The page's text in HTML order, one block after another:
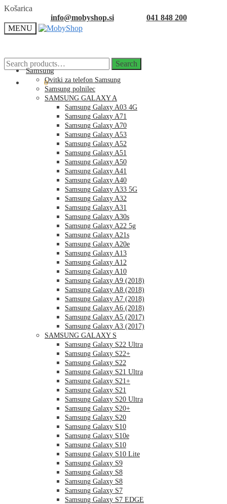
Skip
navigation
Skip
content
Košarica
info@mobyshop.si
041 848 200
MENU
Search
for:
Search
0.00€ 0
Samsung
Ovitki za telefon Samsung
Samsung polnilec
SAMSUNG GALAXY A
Samsung Galaxy A03 4G
Samsung Galaxy A71
Samsung Galaxy A70
Samsung Galaxy A53
Samsung Galaxy A52
Samsung Galaxy A51
Samsung Galaxy A50
Samsung Galaxy A41
Samsung Galaxy A40
Samsung Galaxy A33 5G
Samsung Galaxy A32
Samsung Galaxy A31
Samsung Galaxy A30s
Samsung Galaxy A22 5g
Samsung Galaxy A21s
Samsung Galaxy A20e
Samsung Galaxy A13
Samsung Galaxy A12
Samsung Galaxy A10
Samsung Galaxy A9 (2018)
Samsung Galaxy A8 (2018)
Samsung Galaxy A7 (2018)
Samsung Galaxy A6 (2018)
Samsung Galaxy A5 (2017)
Samsung Galaxy A3 (2017)
SAMSUNG GALAXY S
Samsung Galaxy S22 Ultra
Samsung Galaxy S22+
Samsung Galaxy S22
Samsung Galaxy S21 Ultra
Samsung Galaxy S21+
Samsung Galaxy S21
Samsung Galaxy S20 Ultra
Samsung Galaxy S20+
Samsung Galaxy S20
Samsung Galaxy S10
Samsung Galaxy S10e
Samsung Galaxy S10
Samsung Galaxy S10 Lite
Samsung Galaxy S9
Samsung Galaxy S8
Samsung Galaxy S8
Samsung Galaxy S7
Samsung Galaxy S7 EDGE